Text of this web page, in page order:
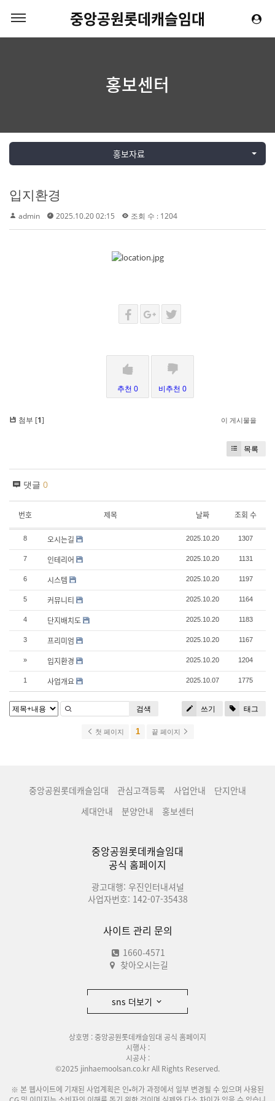
중앙공원롯데캐슬임대
홍보센터
홍보자료
입지환경
admin 2025.10.20 02:15 조회 수 : 1204
추천 0 비추천 0
첨부 [1] 이 게시물을
목록
댓글 0
번호 제목 날짜 조회 수
8 오시는길 2025.10.20 1307
7 인테리어 2025.10.20 1131
6 시스템 2025.10.20 1197
5 커뮤니티 2025.10.20 1164
4 단지배치도 2025.10.20 1183
3 프리미엄 2025.10.20 1167
» 입지환경 2025.10.20 1204
1 사업개요 2025.10.07 1775
쓰기 태그
검색
첫 페이지 1 끝 페이지
중앙공원롯데캐슬임대 관심고객등록 사업안내
단지안내
세대안내
분양안내 홍보센터
중앙공원롯데캐슬임대
공식 홈페이지
광고대행: 우진인터내셔널
사업자번호: 142-07-35438
사이트 관리 문의
1660-4571
찾아오시는길
sns 더보기
상호명 : 중앙공원롯데캐슬임대 공식 홈페이지
시행사 :
시공사 :
©2025 jinhaemoolsan.co.kr All Rights Reserved.
※ 본 웹사이트에 기재된 사업계획은 인•허가 과정에서 일부 변경될 수 있으며 사용된